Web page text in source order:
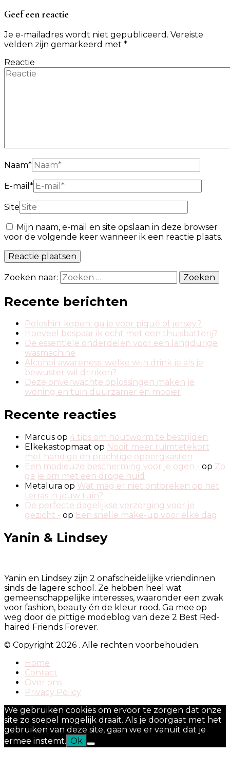
Geef een reactie
Je e-mailadres wordt niet gepubliceerd. Vereiste
velden zijn gemarkeerd met *
Reactie
Naam*
E-mail *
Site
Mijn naam, e-mail en site opslaan in deze browser
voor de volgende keer wanneer ik een reactie plaats.
Zoeken naar:
Recente berichten
Poloshirt kopen: ga je voor piqué of jersey?
Hoeveel bespaar ik echt met een thuisbatterij?
De essentiële onderdelen voor een langdurige
wasmachine
Alcohol awareness: welke wijn drink je als je
bewuster wil drinken?
Deze onverwachte oplossingen maken je
woning en tuin duurzamer en mooier
Recente reacties
Marcus op 4 tips om houtworm te bestrijden
Elkekastopmaat op Nooit meer ruimtetekort
met handige en prachtige opbergkasten
Een modieuze bescherming voor je ogen - op Zo
ga je om met een droge huid
Metalura op Wat mag er niet ontbreken op het
terras in jouw tuin?
De perfecte dagelijkse verzorging voor je
gezicht - op Een snelle make-up voor elke dag
Yanin & Lindsey
Yanin en Lindsey zijn 2 onafscheidelijke vriendinnen
sinds de lagere school. Ze hebben heel wat
gemeenschappelijke interesses, waaronder een zwak
voor fashion, beauty én de kleur rood. Ga mee op
weg door de pittige modeblog van deze 2 Best Red-
haired Friends Forever.
© Copyright 2026 . Alle rechten voorbehouden.
Home
Contact
Over ons
Privacy Policy
We gebruiken cookies om ervoor te zorgen dat onze
site zo soepel mogelijk draait. Als je doorgaat met het
gebruiken van deze site, gaan we er vanuit dat je
ermee instemt. Ok